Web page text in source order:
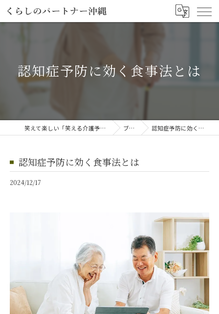
認知症予防に効く食事法とは
笑えて楽しい「笑える介護予防体操教室」 ブログ 認知症予防に効く食事法とは
認知症予防に効く食事法とは
2024/12/17